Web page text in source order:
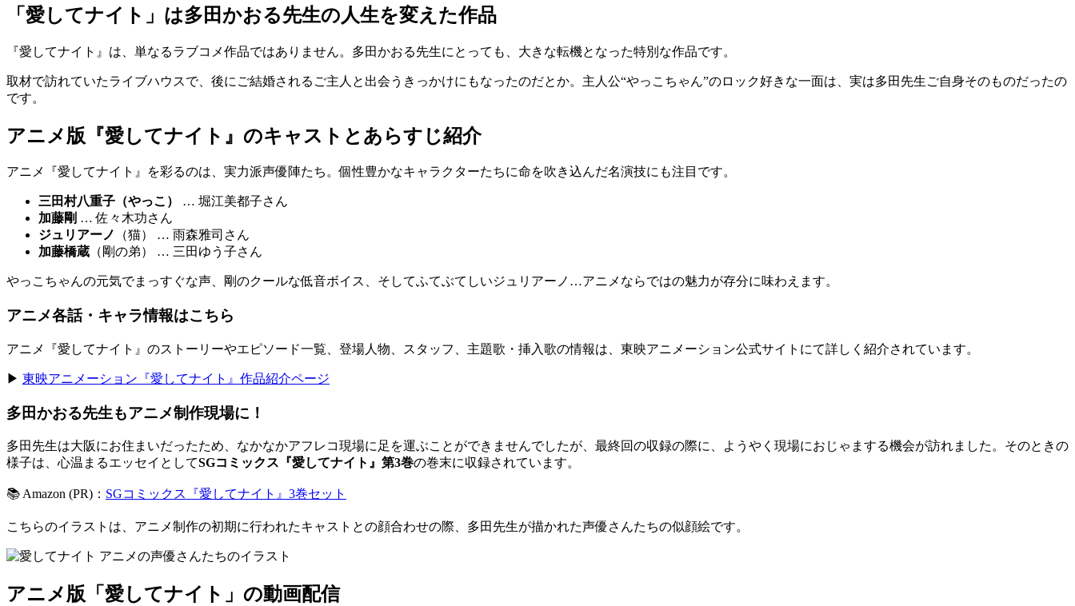
「愛してナイト」は多田かおる先生の人生を変えた作品
『愛してナイト』は、単なるラブコメ作品ではありません。多田かおる先生にとっても、大きな転機となった特別な作品です。
取材で訪れていたライブハウスで、後にご結婚されるご主人と出会うきっかけにもなったのだとか。主人公“やっこちゃん”のロック好きな一面は、実は多田先生ご自身そのものだったの
です。
アニメ版『愛してナイト』のキャストとあらすじ紹介
アニメ『愛してナイト』を彩るのは、実力派声優陣たち。個性豊かなキャラクターたちに命を吹き込んだ名演技にも注目です。
三田村八重子（やっこ）
… 堀江美都子さん
加藤剛 … 佐々木功さん
ジュリアーノ
（猫） … 雨森雅司さん
加藤橋蔵 （剛の弟） … 三田ゆう子さん
やっこちゃんの元気でまっすぐな声、剛のクールな低音ボイス、そしてふてぶてしいジュリアーノ…アニメならではの魅力が存分に味わえます。
アニメ各話・キャラ情報はこちら
アニメ『愛してナイト』のストーリーやエピソード一覧、登場人物、スタッフ、主題歌・挿入歌の情報は、東映アニメーション公式サイトにて詳しく紹介されています。
▶︎ 東映アニメーション『愛してナイト』作品紹介ページ
多田かおる先生もアニメ制作現場に！
多田先生は大阪にお住まいだったため、なかなかアフレコ現場に足を運ぶことができませんでしたが、最終回の収録の際に、ようやく現場におじゃまする機会が訪れました。そのときの
様子は、心温まるエッセイとしてSGコミックス『愛してナイト』第3巻の巻末に収録されています。
📚 Amazon (PR)： SGコミックス『愛してナイト』3巻セット
こちらのイラストは、アニメ制作の初期に行われたキャストとの顔合わせの際、多田先生が描かれた声優さんたちの似顔絵です。
アニメ版「愛してナイト」の動画配信